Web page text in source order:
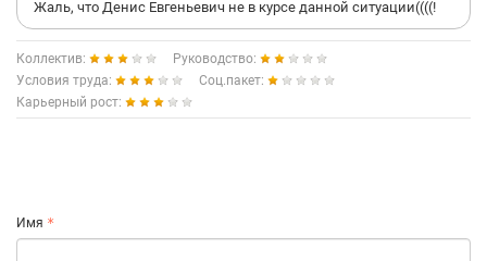
Жаль, что Денис Евгеньевич не в курсе данной ситуации((((!
Коллектив:
Руководство:
Условия труда:
Соц.пакет:
Карьерный рост:
Имя